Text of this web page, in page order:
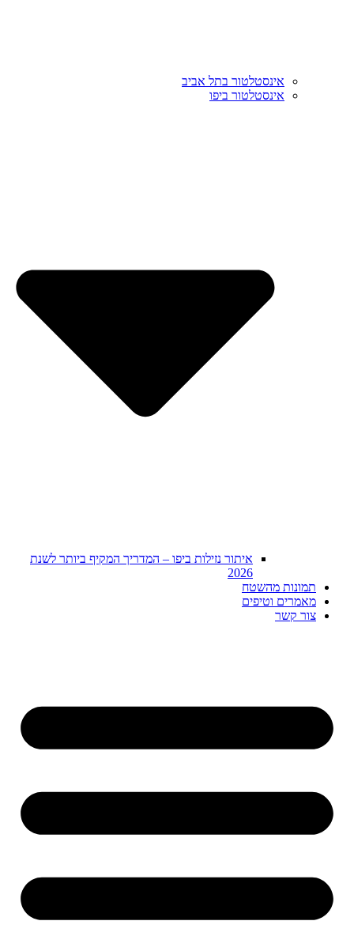
אינסטלטור בתל אביב
אינסטלטור ביפו
איתור נזילות ביפו – המדריך המקיף ביותר לשנת
2026
תמונות מהשטח
מאמרים וטיפים
צור קשר